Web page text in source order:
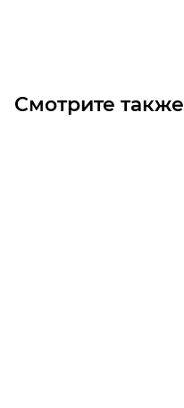
Смотрите также